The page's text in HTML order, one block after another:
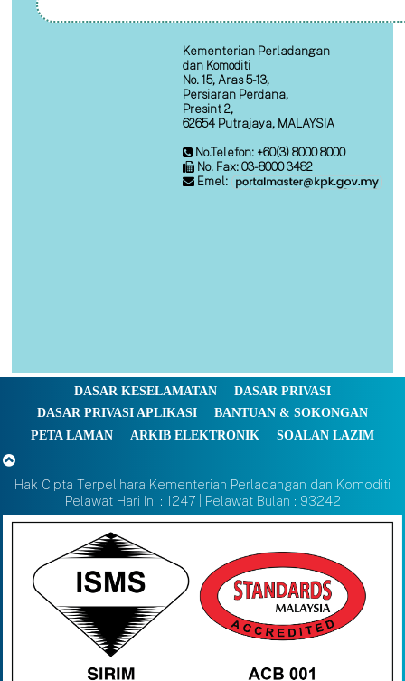
Kementerian Perladangan
dan Komoditi
No. 15, Aras 5-13,
Persiaran Perdana,
Presint 2,
62654 Putrajaya, MALAYSIA
No.Telefon: +60(3) 8000 8000
No. Fax: 03-8000 3482
Emel:
DASAR KESELAMATAN
DASAR PRIVASI
DASAR PRIVASI APLIKASI
BANTUAN & SOKONGAN
PETA LAMAN
ARKIB ELEKTRONIK SOALAN LAZIM
Hak Cipta Terpelihara Kementerian Perladangan dan Komoditi
Pelawat Hari Ini : 1247 | Pelawat Bulan : 93242